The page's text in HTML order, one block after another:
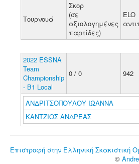
Τουρνουά
Σκορ
(σε
αξιολογημένες
παρτίδες)
ELO
2022 ESSNA
Team
Championship
- B1 Local
0 / 0 942
ΑΝΔΡΙΤΣΟΠΟΥΛΟΥ ΙΩΑΝΝΑ
ΚΑΝΤΖΙΟΣ ΑΝΔΡΕΑΣ
Επιστροφή στην Ελληνική Σκακιστική
©